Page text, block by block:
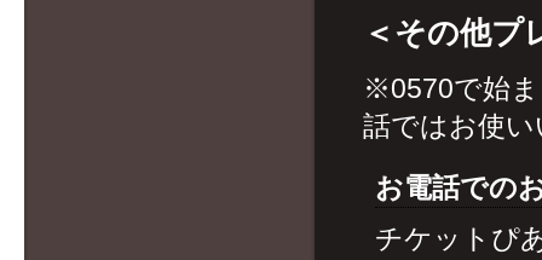
＜その他プ
※0570で始ま
話ではお使
お電話での
チケットぴ